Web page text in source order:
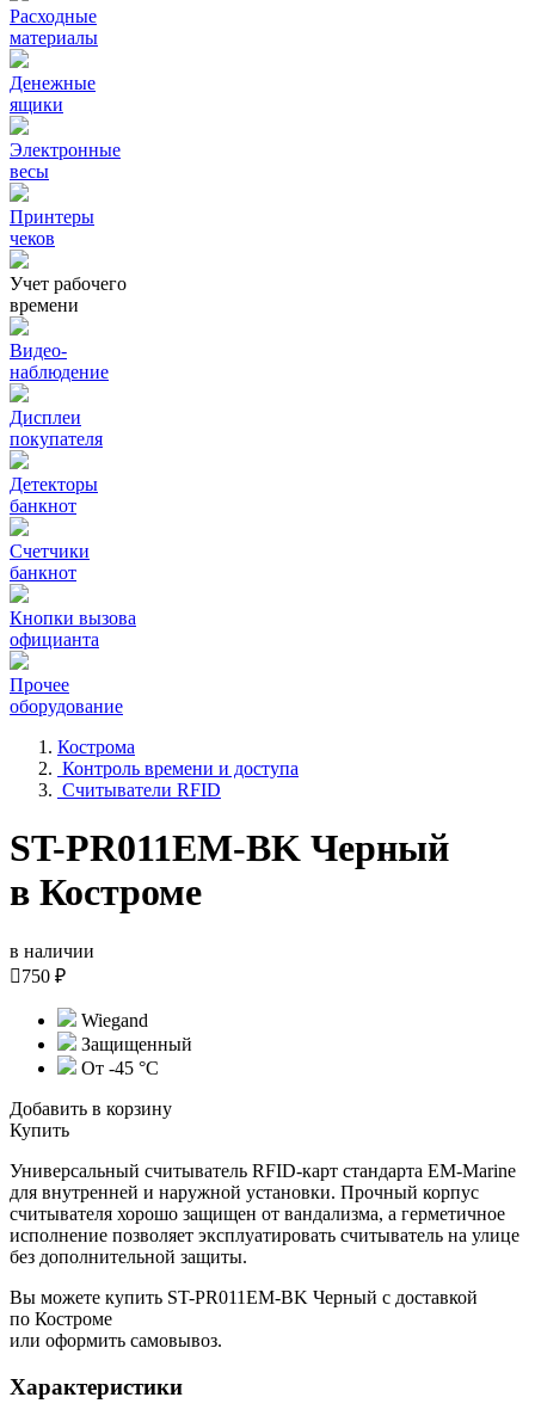
Расходные
материалы
Денежные
ящики
Электронные
весы
Принтеры
чеков
Учет рабочего
времени
Видео‑
наблюдение
Дисплеи
покупателя
Детекторы
банкнот
Счетчики
банкнот
Кнопки вызова
официанта
Прочее
оборудование
Кострома
Контроль времени и доступа
Считыватели RFID
ST-PR011EM-BK Черный
в Костроме
в наличии
750 ₽
Wiegand
Защищенный
От -45 °С
Добавить в корзину
Купить
Универсальный считыватель RFID-карт стандарта EM-Marine
для внутренней и наружной установки. Прочный корпус
считывателя хорошо защищен от вандализма, а герметичное
исполнение позволяет эксплуатировать считыватель на улице
без дополнительной защиты.
Вы можете купить ST-PR011EM-BK Черный с доставкой
по Костроме
или оформить самовывоз.
Характеристики